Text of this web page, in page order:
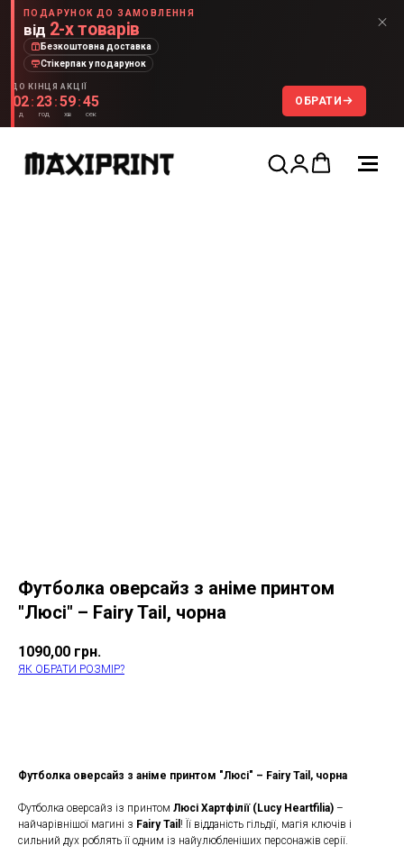
ПОДАРУНОК ДО ЗАМОВЛЕННЯ
від 2-х товарів
Безкоштовна доставка
Стікерпак у подарунок
ДО КІНЦЯ АКЦІЇ
02
д
: 23
год
:59
хв
:45
сек
ОБРАТИ
Футболка оверсайз з аніме принтом
"Люсі" – Fairy Tail, чорна
1090,00 грн.
ЯК ОБРАТИ РОЗМІР?
Футболка оверсайз з аніме принтом "Люсі" – Fairy Tail, чорна
Футболка оверсайз із принтом Люсі Хартфілії (Lucy Heartfilia) –
найчарівнішої магині з Fairy Tail ! Її відданість гільдії, магія ключів і
сильний дух роблять її одним із найулюбленіших персонажів серії.